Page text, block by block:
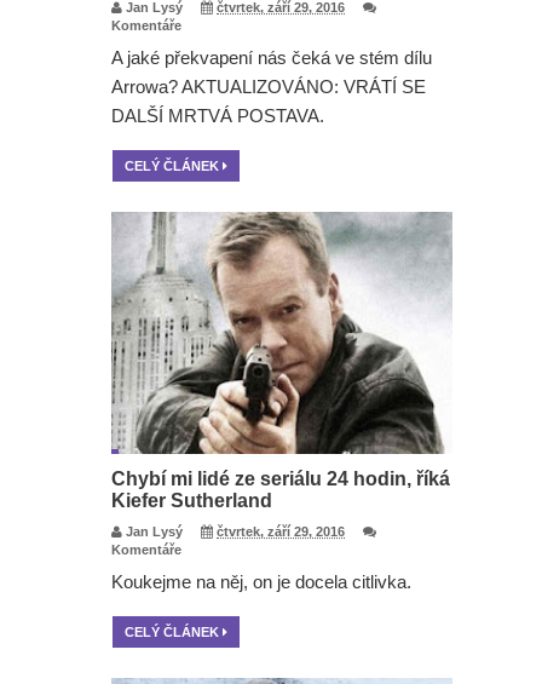
Jan Lysý
čtvrtek, září 29, 2016
Komentáře
A jaké překvapení nás čeká ve stém dílu
Arrowa? AKTUALIZOVÁNO: VRÁTÍ SE
DALŠÍ MRTVÁ POSTAVA.
CELÝ ČLÁNEK
Chybí mi lidé ze seriálu 24 hodin, říká
Kiefer Sutherland
Jan Lysý
čtvrtek, září 29, 2016
Komentáře
Koukejme na něj, on je docela citlivka.
CELÝ ČLÁNEK